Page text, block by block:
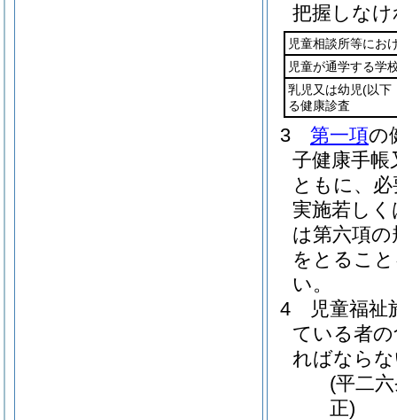
把握しな
児童相談所等にお
児童が通学する学
乳児又は幼児(以下
る健康診査
3 第一項の
子健康手
ともに、
実施若し
は第六項
をとるこ
い。
4
児童福
ている者
ればなら
(平二
正)